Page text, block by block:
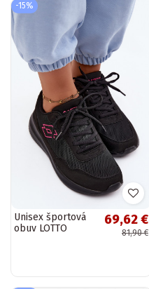
-15%
Unisex športová
obuv LOTTO
69,62 €
81,90 €